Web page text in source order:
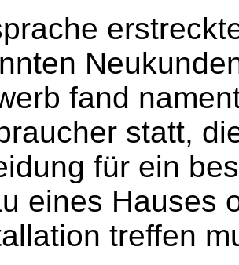
fand
statt,
für ein
eines Hauses
treffen